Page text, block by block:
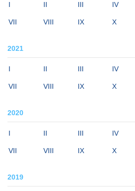
I II III IV
VII VIII IX X
2021
I II III IV
VII VIII IX X
2020
I II III IV
VII VIII IX X
2019